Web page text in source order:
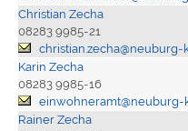
Christian Zecha
08283 9985-21
christian.zecha@neuburg-
Karin Zecha
08283 9985-16
einwohneramt@neuburg-
Rainer Zecha